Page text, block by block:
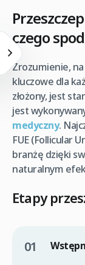
czego
Zrozumienie,
kluczowe dla
złożony, jest
jest
medyczny.
FUE (Follicular
branżę dzięki
naturalnym
Etapy